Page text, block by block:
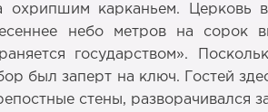
карканьем. Церковь
небо метров на сорок
государством».
был заперт на ключ. Гостей
стены,